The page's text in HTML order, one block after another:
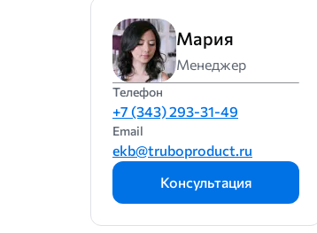
Мария
Менеджер
Телефон
+7 (343) 293-31-49
Email
ekb@truboproduct.ru
Консультация